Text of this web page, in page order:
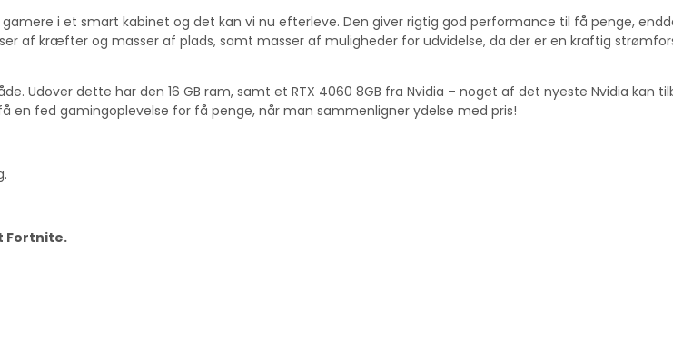
gamere i et smart kabinet og det kan vi nu efterleve. Den giver rigtig god performance til få penge,
af kræfter og masser af plads, samt masser af muligheder for udvidelse, da der er en kraftig
Udover dette har den 16 GB ram, samt et RTX 4060 8GB fra Nvidia – noget af det nyeste Nvidia kan
en fed gamingoplevelse for få penge, når man sammenligner ydelse med pris!
Fortnite.